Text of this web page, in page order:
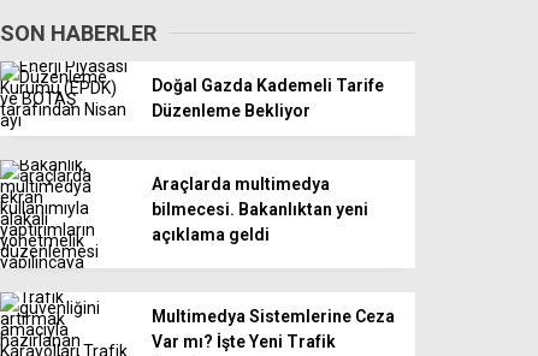
SON HABERLER
Doğal Gazda Kademeli Tarife
Düzenleme Bekliyor
Araçlarda multimedya
bilmecesi. Bakanlıktan yeni
açıklama geldi
Multimedya Sistemlerine Ceza
Var mı? İşte Yeni Trafik